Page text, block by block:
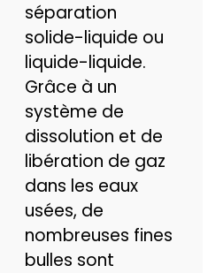
séparation
solide-liquide ou
liquide-liquide.
Grâce à un
système de
dissolution et de
libération de gaz
dans les eaux
usées, de
nombreuses fines
bulles sont